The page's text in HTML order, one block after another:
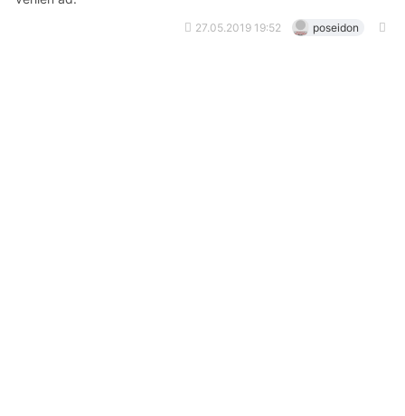
27.05.2019 19:52 poseidon